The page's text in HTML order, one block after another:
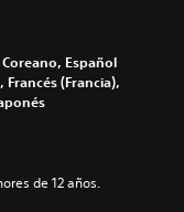
Español
Francés (Francia),
de 12 años.